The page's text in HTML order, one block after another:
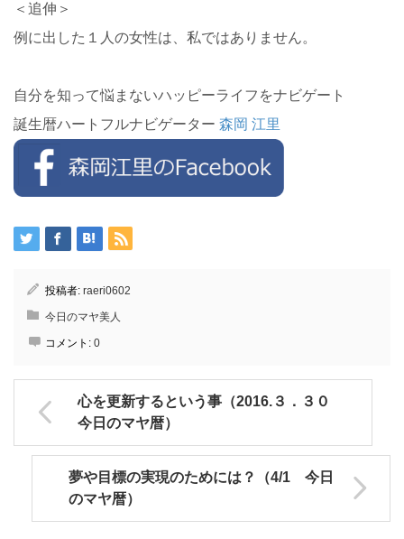
＜追伸＞
例に出した１人の女性は、私ではありません。
自分を知って悩まないハッピーライフをナビゲート
誕生暦ハートフルナビゲーター 森岡 江里
投稿者: raeri0602
今日のマヤ美人
コメント: 0
心を更新するという事（2016.３．３０
今日のマヤ暦）
夢や目標の実現のためには？（4/1 今日
のマヤ暦）